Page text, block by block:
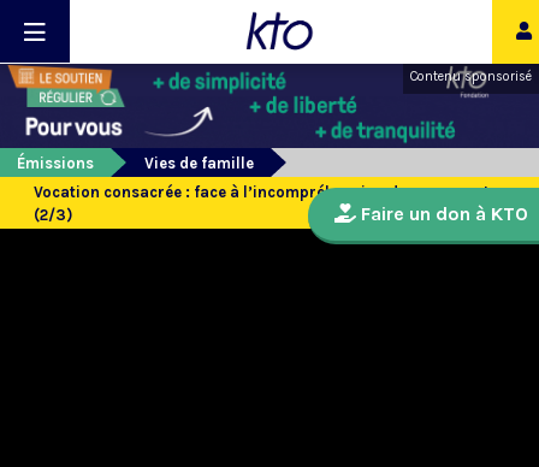
Contenu sponsorisé
Émissions
Vies de famille
Vocation consacrée : face à l’incompréhension de ses parents
(2/3)
Faire un don à KTO